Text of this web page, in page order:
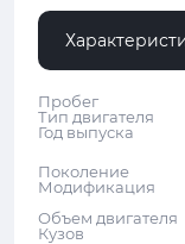
Пробег
Тип двигателя
Год выпуска
Поколение
Модификация
Объем двигателя
Кузов